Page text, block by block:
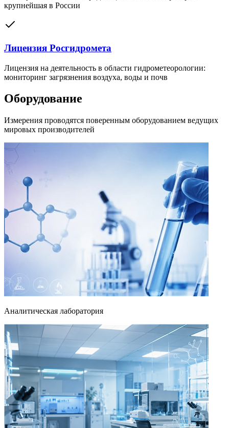
крупнейшая в России
Лицензия Росгидромета
Лицензия на деятельность в области гидрометеорологии:
мониторинг загрязнения воздуха, воды и почв
Оборудование
Измерения проводятся поверенным оборудованием ведущих
мировых производителей
Аналитическая лаборатория